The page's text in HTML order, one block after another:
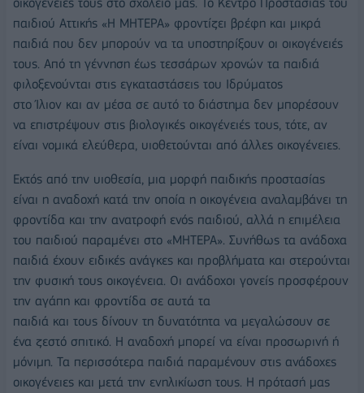
παιδιού Αττικής «Η ΜΗΤΕΡΑ» φροντίζει βρέφη και μικρά
παιδιά που δεν μπορούν να τα υποστηρίξουν οι οικογένειές
τους. Από τη γέννηση έως τεσσάρων χρονών τα παιδιά
φιλοξενούνται στις εγκαταστάσεις του Ιδρύματος
στο Ίλιον και αν μέσα σε αυτό το διάστημα δεν μπορέσουν
να επιστρέψουν στις βιολογικές οικογένειές τους, τότε, αν
είναι νομικά ελεύθερα, υιοθετούνται από άλλες οικογένειες.
Εκτός από την υιοθεσία, μια μορφή παιδικής προστασίας
είναι η αναδοχή κατά την οποία η οικογένεια αναλαμβάνει τη
φροντίδα και την ανατροφή ενός παιδιού, αλλά η επιμέλεια
του παιδιού παραμένει στο «ΜΗΤΕΡΑ». Συνήθως τα ανάδοχα
παιδιά έχουν ειδικές ανάγκες και προβλήματα και στερούνται
την φυσική τους οικογένεια. Οι ανάδοχοι γονείς προσφέρουν
την αγάπη και φροντίδα σε αυτά τα
παιδιά και τους δίνουν τη δυνατότητα να μεγαλώσουν σε
ένα ζεστό σπιτικό. Η αναδοχή μπορεί να είναι προσωρινή ή
μόνιμη. Τα περισσότερα παιδιά παραμένουν στις ανάδοχες
οικογένειες και μετά την ενηλικίωση τους. Η πρότασή μας